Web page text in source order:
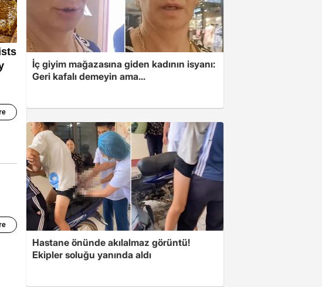
İç giyim mağazasına giden kadının isyanı:
Geri kafalı demeyin ama...
Hastane önünde akılalmaz görüntü!
Ekipler soluğu yanında aldı